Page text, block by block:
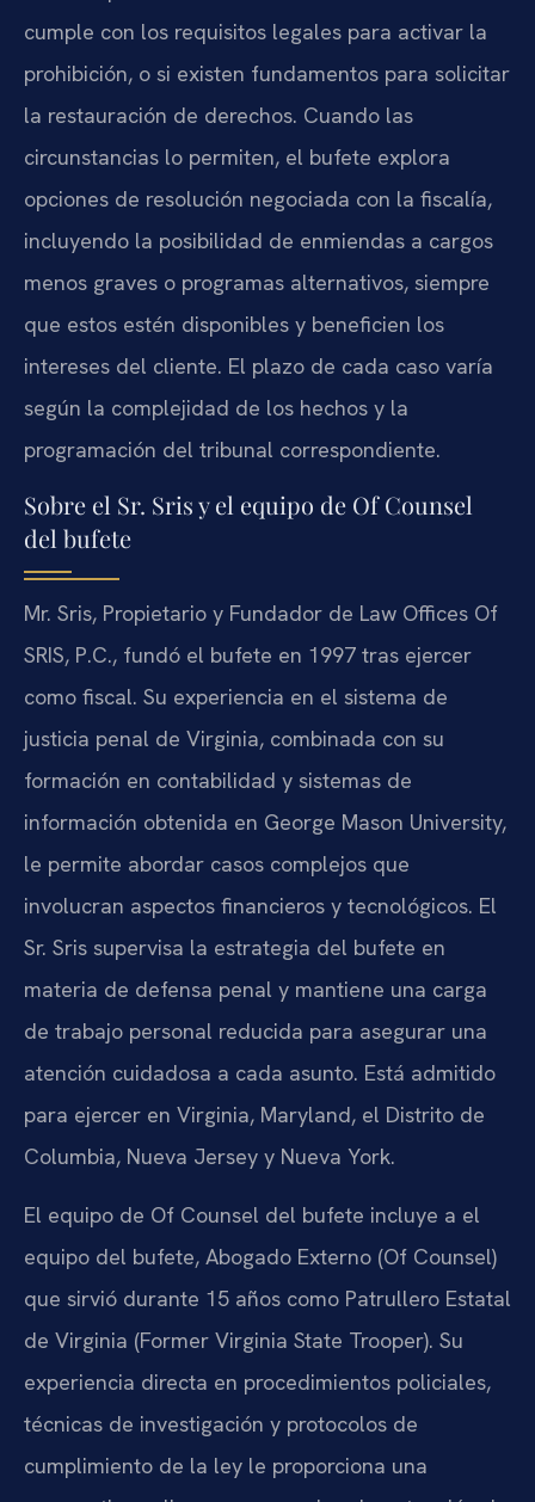
cumple con los requisitos legales para activar la
prohibición, o si existen fundamentos para solicitar
la restauración de derechos. Cuando las
circunstancias lo permiten, el bufete explora
opciones de resolución negociada con la fiscalía,
incluyendo la posibilidad de enmiendas a cargos
menos graves o programas alternativos, siempre
que estos estén disponibles y beneficien los
intereses del cliente. El plazo de cada caso varía
según la complejidad de los hechos y la
programación del tribunal correspondiente.
Sobre el Sr. Sris y el equipo de Of Counsel
del bufete
Mr. Sris, Propietario y Fundador de Law Offices Of
SRIS, P.C., fundó el bufete en 1997 tras ejercer
como fiscal. Su experiencia en el sistema de
justicia penal de Virginia, combinada con su
formación en contabilidad y sistemas de
información obtenida en George Mason University,
le permite abordar casos complejos que
involucran aspectos financieros y tecnológicos. El
Sr. Sris supervisa la estrategia del bufete en
materia de defensa penal y mantiene una carga
de trabajo personal reducida para asegurar una
atención cuidadosa a cada asunto. Está admitido
para ejercer en Virginia, Maryland, el Distrito de
Columbia, Nueva Jersey y Nueva York.
El equipo de Of Counsel del bufete incluye a el
equipo del bufete, Abogado Externo (Of Counsel)
que sirvió durante 15 años como Patrullero Estatal
de Virginia (Former Virginia State Trooper). Su
experiencia directa en procedimientos policiales,
técnicas de investigación y protocolos de
cumplimiento de la ley le proporciona una